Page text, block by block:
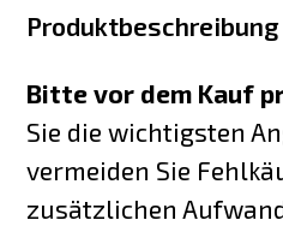
Produktbeschreibung
Bitte vor dem Kauf
Sie die wichtigsten
vermeiden Sie
zusätzlichen